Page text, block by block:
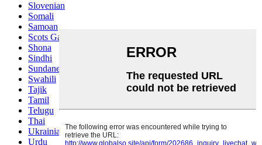
Slovenian
Somali
Samoan
Scots Gaelic
Shona
Sindhi
Sundanese
Swahili
Tajik
Tamil
Telugu
Thai
Ukrainian
Urdu